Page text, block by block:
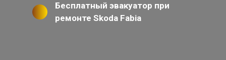
Бесплатный эвакуатор при
ремонте Skoda Fabia